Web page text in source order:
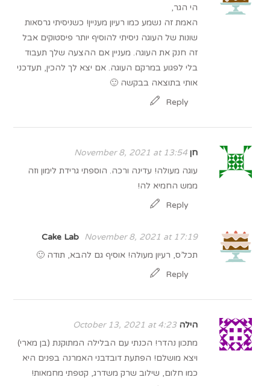
הי הגר,
האמת זה נשמע כמו רעיון מעניין! כשניסיתי גרסאות
שונות של העוגה ניסיתי להוסיף יותר פיסטוקים אבל
זה חנק את העוגה. מעניין אם ההצעה שלך תעבוד
בלי לפגוע במרקם העוגה. אם יצא לך להכין, תעדכני
אותי בתוצאה בבקשה 🙂
Reply
חן November 8, 2021 at 13:54
עוגה מעולה! עדינה ורכה. הוספתי גרידת לימון וזה
ממש החמיא לה!
Reply
Cake Lab
November 8, 2021 at 17:19
תכל’ס, רעיון מעולה! אוסיף גם להבא, תודה 🙂
Reply
הילה October 13, 2021 at 4:23
מתכון נהדר! הכנתי עם הבלילה המתוקנת (בן מארי)
ויצא מושלם! הפתעת דובדבני האמרנה בפנים היא
כמו חלום, שילוב שרק משדרג, קטפתי מחמאות!